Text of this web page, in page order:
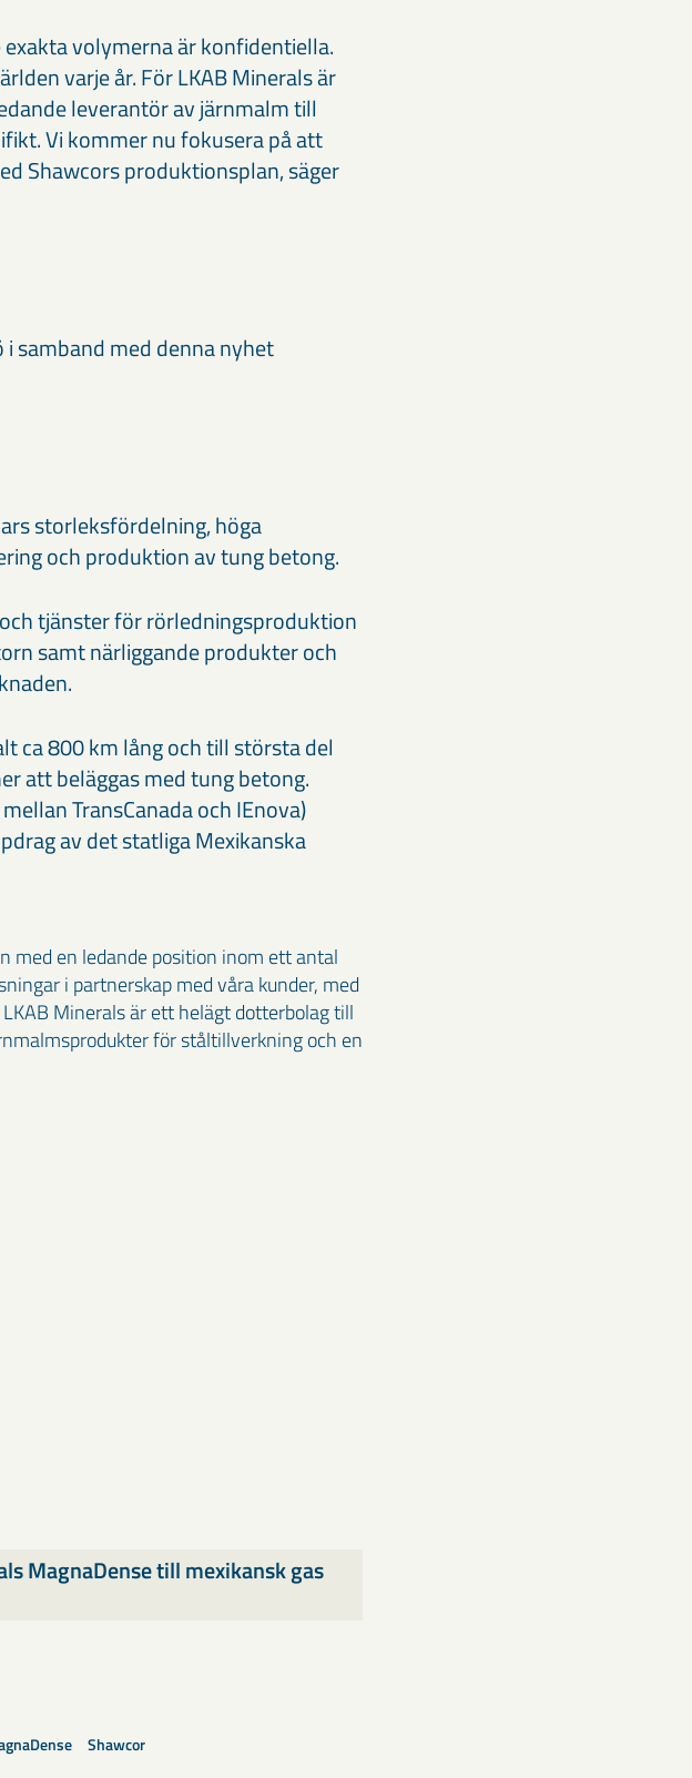
volymerna är konfidentiella.
varje år. För LKAB Minerals är
leverantör av järnmalm till
Vi kommer nu fokusera på att
Shawcors produktionsplan, säger
samband med denna nyhet
storleksfördelning, höga
och produktion av tung betong.
tjänster för rörledningsproduktion
samt närliggande produkter och
ca 800 km lång och till största del
att beläggas med tung betong.
TransCanada och IEnova)
av det statliga Mexikanska
med en ledande position inom ett antal
i partnerskap med våra kunder, med
Minerals är ett helägt dotterbolag till
för ståltillverkning och en
MagnaDense till mexikansk gas
Shawcor